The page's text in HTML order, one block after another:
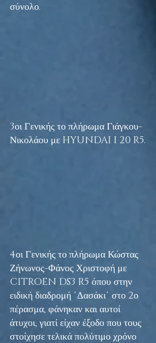
σύνολο.
3οι Γενικής το πλήρωμα Γιάγκου-
Νικολάου με HYUNDAI I 20 R5.
4οι Γενικής το πλήρωμα Κώστας
Ζήνωνος-Φάνος Χριστοφή με
CITROEN DS3 R5 όπου στην
ειδική διαδρομή ΄Δασάκι΄ στο 2ο
πέρασμα, φάνηκαν και αυτοί
άτυχοι, γιατί είχαν έξοδο που τους
στοίχησε τελικά πολύτιμο χρόνο